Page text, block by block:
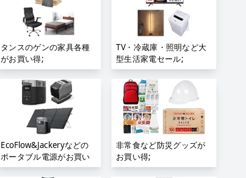
タンスのゲンの家具各種
がお買い得;
TV・冷蔵庫・照明など大
型生活家電セール;
EcoFlow&Jackeryなどの
ポータブル電源がお買い
得;
非常食など防災グッズが
お買い得;